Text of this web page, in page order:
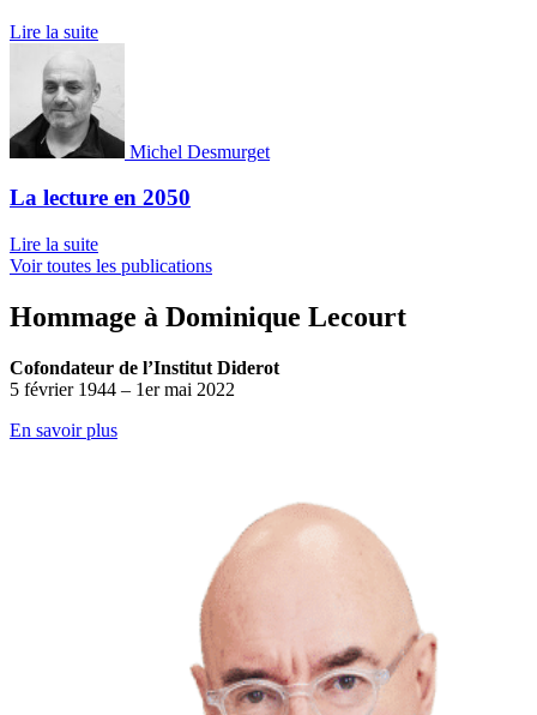
Lire la suite
Michel Desmurget
La lecture en 2050
Lire la suite
Voir toutes les publications
Hommage à Dominique Lecourt
Cofondateur de l’Institut Diderot
5 février 1944 – 1er mai 2022
En savoir plus